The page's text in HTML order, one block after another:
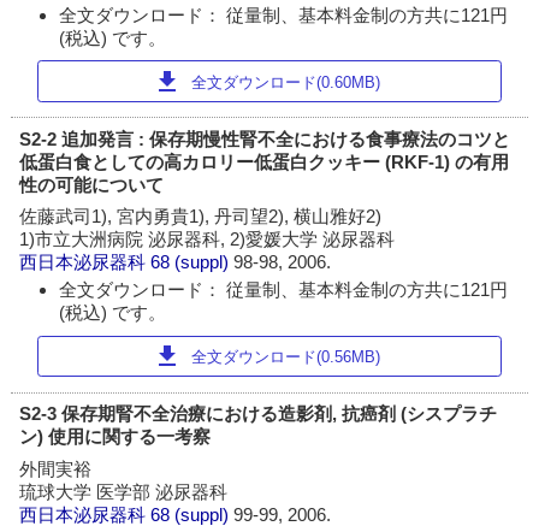
全文ダウンロード： 従量制、基本料金制の方共に121円
(税込) です。
download 全文ダウンロード(0.60MB)
S2-2 追加発言 : 保存期慢性腎不全における食事療法のコツと
低蛋白食としての高カロリー低蛋白クッキー (RKF-1) の有用
性の可能について
佐藤武司1), 宮内勇貴1), 丹司望2), 横山雅好2)
1)市立大洲病院 泌尿器科, 2)愛媛大学 泌尿器科
西日本泌尿器科 68 (suppl)98-98, 2006.
全文ダウンロード： 従量制、基本料金制の方共に121円
(税込) です。
download 全文ダウンロード(0.56MB)
S2-3 保存期腎不全治療における造影剤, 抗癌剤 (シスプラチ
ン) 使用に関する一考察
外間実裕
琉球大学 医学部 泌尿器科
西日本泌尿器科 68 (suppl)99-99, 2006.